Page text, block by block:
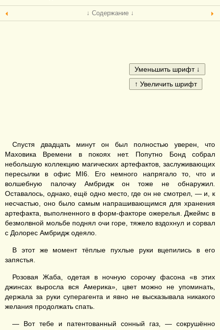
↓ Содержание ↓
Спустя двадцать минут он был полностью уверен, что
Маховика Времени в покоях нет. Попутно Бонд собрал
небольшую коллекцию магических артефактов, заслуживающих
пересылки в офис MI6. Его немного напрягало то, что и
волшебную палочку Амбридж он тоже не обнаружил.
Оставалось, однако, ещё одно место, где он не смотрел, — и, к
несчастью, оно было самым напрашивающимся для хранения
артефакта, выполненного в форм-факторе ожерелья. Джеймс в
безмолвной мольбе поднял очи горе, тяжело вздохнул и сорвал
с Долорес Амбридж одеяло.
В этот же момент тёплые пухлые руки вцепились в его
запястья.
Розовая Жаба, одетая в ночную сорочку фасона «в этих
джинсах выросла вся Америка», цвет можно не упоминать,
держала за руки суперагента и явно не высказывала никакого
желания продолжать спать.
— Вот тебе и патентованный сонный газ, — сокрушённо